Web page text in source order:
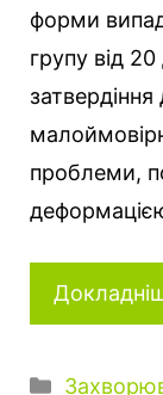
форми
групу від
проблеми,
К